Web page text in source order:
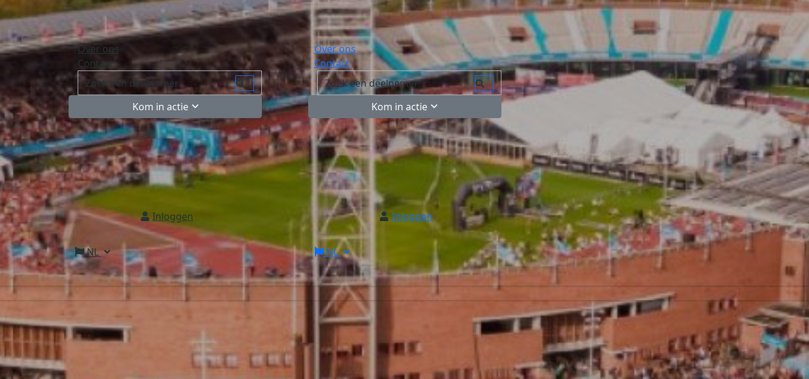
Over ons
Contact
Kom in actie
Inloggen
NL
Over ons
Contact
Kom in actie
Inloggen
NL